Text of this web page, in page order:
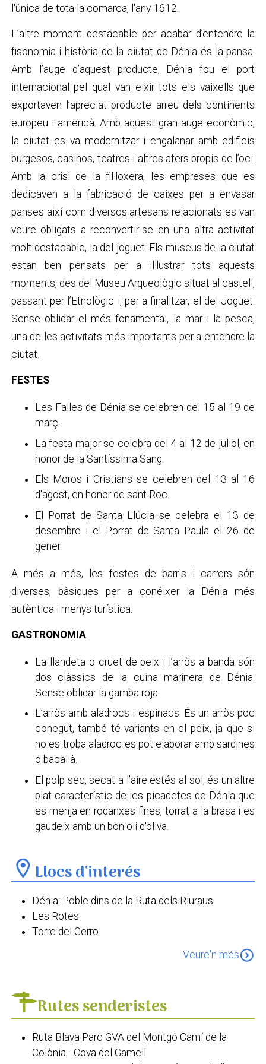
l'única de tota la comarca, l'any 1612.
L’altre moment destacable per acabar d’entendre la
fisonomia i història de la ciutat de Dénia és la pansa.
Amb l’auge d’aquest producte, Dénia fou el port
internacional pel qual van eixir tots els vaixells que
exportaven l’apreciat producte arreu dels continents
europeu i americà. Amb aquest gran auge econòmic,
la ciutat es va modernitzar i engalanar amb edificis
burgesos, casinos, teatres i altres afers propis de l’oci.
Amb la crisi de la fil·loxera, les empreses que es
dedicaven a la fabricació de caixes per a envasar
panses així com diversos artesans relacionats es van
veure obligats a reconvertir-se en una altra activitat
molt destacable, la del joguet. Els museus de la ciutat
estan ben pensats per a il·lustrar tots aquests
moments, des del Museu Arqueològic situat al castell,
passant per l’Etnològic i, per a finalitzar, el del Joguet.
Sense oblidar el més fonamental, la mar i la pesca,
una de les activitats més importants per a entendre la
ciutat.
FESTES
Les Falles de Dénia se celebren del 15 al 19 de
març.
La festa major se celebra del 4 al 12 de juliol, en
honor de la Santíssima Sang.
Els Moros i Cristians se celebren del 13 al 16
d'agost, en honor de sant Roc.
El Porrat de Santa Llúcia se celebra el 13 de
desembre i el Porrat de Santa Paula el 26 de
gener.
A més a més, les festes de barris i carrers són
diverses, bàsiques per a conéixer la Dénia més
autèntica i menys turística.
GASTRONOMIA
La llandeta o cruet de peix i l’arròs a banda són
dos clàssics de la cuina marinera de Dénia.
Sense oblidar la gamba roja.
L’arròs amb aladrocs i espinacs. És un arròs poc
conegut, també té variants en el peix, ja que si
no es troba aladroc es pot elaborar amb sardines
o bacallà.
El polp sec, secat a l’aire estés al sol, és un altre
plat característic de les picadetes de Dénia que
es menja en rodanxes fines, torrat a la brasa i es
gaudeix amb un bon oli d'oliva.
location_on Llocs d'interés
Dénia: Poble dins de la Ruta dels Riuraus
Les Rotes
Torre del Gerro
Museu Arqueològic del Castell
La Llotja de Dénia
El Mercat
Veure'n mésexpand_circle_down
Rutes senderistes
Ruta Blava Parc GVA del Montgó Camí de la
Colònia - Cova del Gamell